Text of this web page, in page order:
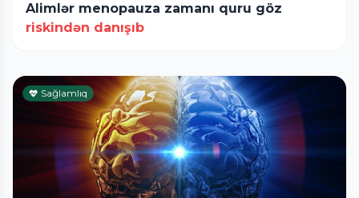
Alimlər menopauza zamanı quru göz
riskindən danışıb
Sağlamlıq